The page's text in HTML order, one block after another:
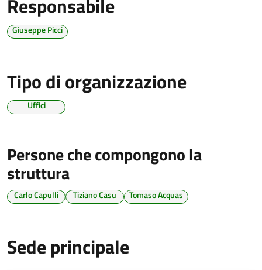
Responsabile
Giuseppe Picci
Tipo di organizzazione
Uffici
Persone che compongono la
struttura
Carlo Capulli Tiziano Casu Tomaso Acquas
Sede principale